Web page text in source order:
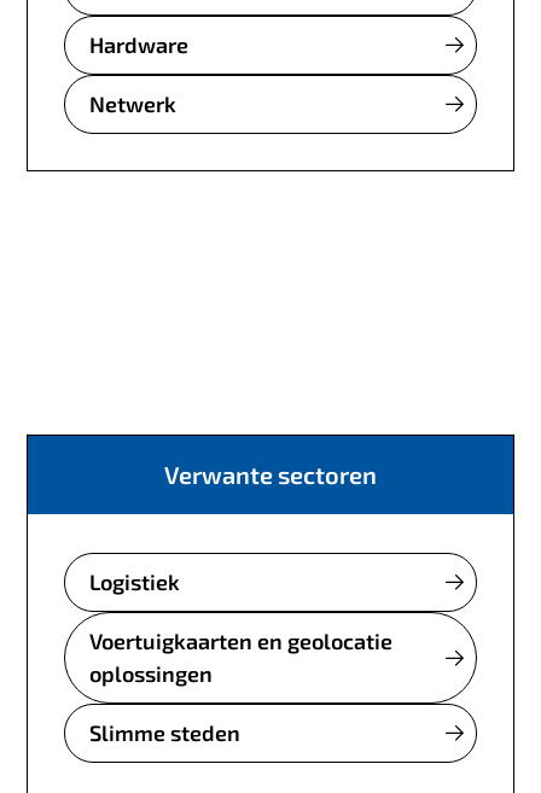
Hardware
Netwerk
Verwante sectoren
Logistiek
Voertuigkaarten en geolocatie
oplossingen
Slimme steden